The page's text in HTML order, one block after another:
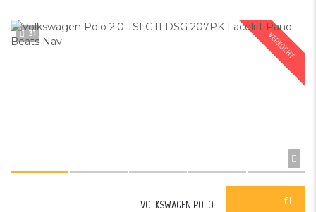
VERKOCHT
31
€1
VOLKSWAGEN POLO